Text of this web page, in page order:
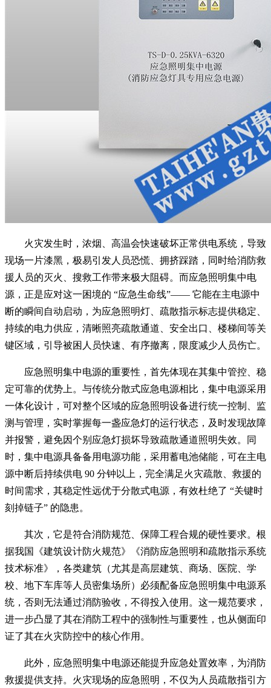
火灾发生时，浓烟、高温会快速破坏正常供电系统，导致
现场一片漆黑，极易引发人员恐慌、拥挤踩踏，同时给消防救
援人员的灭火、搜救工作带来极大阻碍。而应急照明集中电
源，正是应对这一困境的 “应急生命线”—— 它能在主电源中
断的瞬间自动启动，为应急照明灯、疏散指示标志提供稳定、
持续的电力供应，清晰照亮疏散通道、安全出口、楼梯间等关
键区域，引导被困人员快速、有序撤离，限度减少人员伤亡。
应急照明集中电源的重要性，首先体现在其集中管控、稳
定可靠的优势上。与传统分散式应急电源相比，集中电源采用
一体化设计，可对整个区域的应急照明设备进行统一控制、监
测与管理，实时掌握每一盏应急灯的运行状态，及时发现故障
并报警，避免因个别应急灯损坏导致疏散通道照明失效。同
时，集中电源具备备用电源功能，采用蓄电池储能，可在主电
源中断后持续供电 90 分钟以上，完全满足火灾疏散、救援的
时间需求，其稳定性远优于分散式电源，有效杜绝了 “关键时
刻掉链子” 的隐患。
其次，它是符合消防规范、保障工程合规的硬性要求。根
据我国《建筑设计防火规范》《消防应急照明和疏散指示系统
技术标准》，各类建筑（尤其是高层建筑、商场、医院、学
校、地下车库等人员密集场所）必须配备应急照明集中电源系
统，否则无法通过消防验收，不得投入使用。这一规范要求，
进一步凸显了其在消防工程中的强制性与重要性，也从侧面印
证了其在火灾防控中的核心作用。
此外，应急照明集中电源还能提升应急处置效率，为消防
救援提供支持。火灾现场的应急照明，不仅为人员疏散指引方